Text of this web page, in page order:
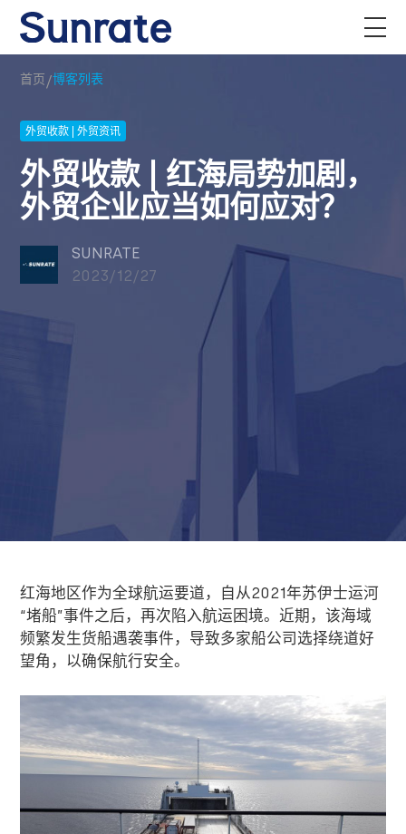
首页/博客列表
外贸收款 | 外贸资讯
外贸收款 | 红海局势加剧，
外贸企业应当如何应对？
SUNRATE
2023/12/27
红海地区作为全球航运要道，自从2021年苏伊士运河
“堵船”事件之后，再次陷入航运困境。近期，该海域
频繁发生货船遇袭事件，导致多家船公司选择绕道好
望角，以确保航行安全。